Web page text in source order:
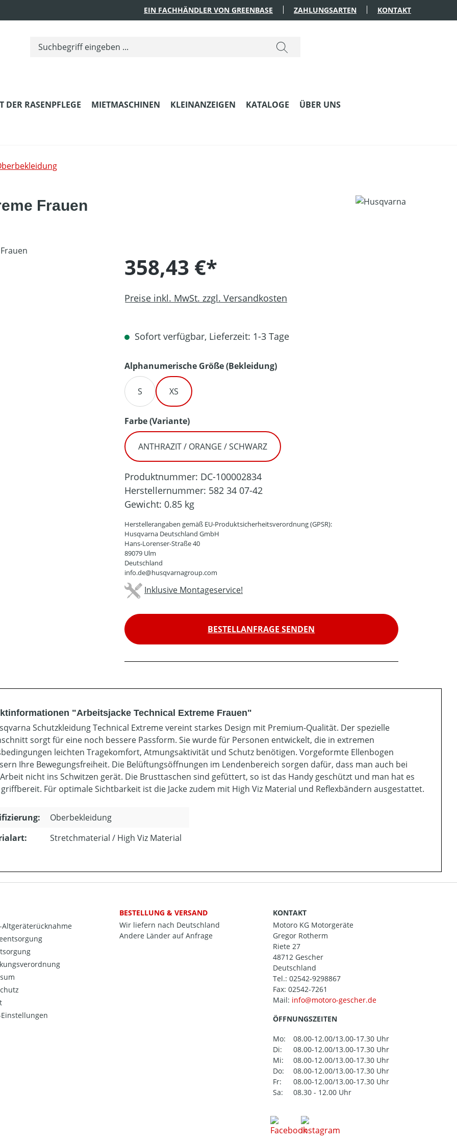
EIN FACHHÄNDLER VON GREENBASE ZAHLUNGSARTEN KONTAKT
DER RASENPFLEGE MIETMASCHINEN KLEINANZEIGEN KATALOGE ÜBER UNS
Frauen
358,43 €*
Preise inkl. MwSt. zzgl. Versandkosten
Sofort verfügbar, Lieferzeit: 1-3 Tage
Alphanumerische Größe (Bekleidung)auswählen
S XS
Farbe (Variante)auswählen
ANTHRAZIT / ORANGE / SCHWARZ
Produktnummer: DC-100002834
Herstellernummer: 582 34 07-42
Gewicht: 0.85 kg
Herstellerangaben gemäß EU-Produktsicherheitsverordnung (GPSR):
Husqvarna Deutschland GmbH
Hans-Lorenser-Straße 40
89079 Ulm
Deutschland
info.de@husqvarnagroup.com
Inklusive Montageservice!
BESTELLANFRAGE SENDEN
"Arbeitsjacke Technical Extreme Frauen"
Schutzkleidung Technical Extreme vereint starkes Design mit Premium-Qualität. Der spezielle
sorgt für eine noch bessere Passform. Sie wurde für Personen entwickelt, die in extremen
leichten Tragekomfort, Atmungsaktivität und Schutz benötigen. Vorgeformte Ellenbogen
Ihre Bewegungsfreiheit. Die Belüftungsöffnungen im Lendenbereich sorgen dafür, dass man auch bei
nicht ins Schwitzen gerät. Die Brusttaschen sind gefüttert, so ist das Handy geschützt und man hat es
Für optimale Sichtbarkeit ist die Jacke zudem mit High Viz Material und Reflexbändern ausgestattet.
Oberbekleidung
Stretchmaterial / High Viz Material
Altgeräterücknahme
Einstellungen
BESTELLUNG & VERSAND
Wir liefern nach Deutschland
Andere Länder auf Anfrage
KONTAKT
Motoro KG Motorgeräte
Gregor Rotherm
Riete 27
48712 Gescher
Deutschland
Tel.: 02542-9298867
Fax: 02542-7261
Mail:
ÖFFNUNGSZEITEN
Mo:
08.00-12.00/13.00-17.30 Uhr
Di:
08.00-12.00/13.00-17.30 Uhr
Mi:
08.00-12.00/13.00-17.30 Uhr
Do:
08.00-12.00/13.00-17.30 Uhr
Fr:
08.00-12.00/13.00-17.30 Uhr
Sa:
08.30 - 12.00 Uhr